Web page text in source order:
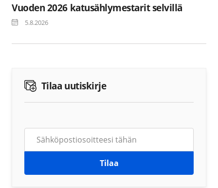
Vuoden 2026 katusählymestarit selvillä
5.8.2026
Tilaa uutiskirje
Tilaa